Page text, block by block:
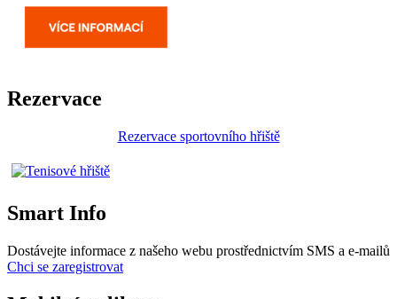
Rezervace
Rezervace sportovního hřiště
Smart Info
Dostávejte informace z našeho webu prostřednictvím SMS a e-mailů
Chci se zaregistrovat